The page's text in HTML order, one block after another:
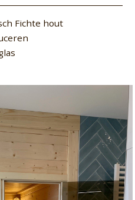
Fichte hout